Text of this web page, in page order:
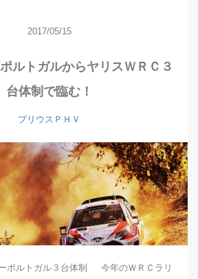
2017/05/15
ルトガルからヤリスＷＲＣ３
台体制で臨む！
プリウスＰＨＶ
ポルトガル３台体制 今年のＷＲＣラリ